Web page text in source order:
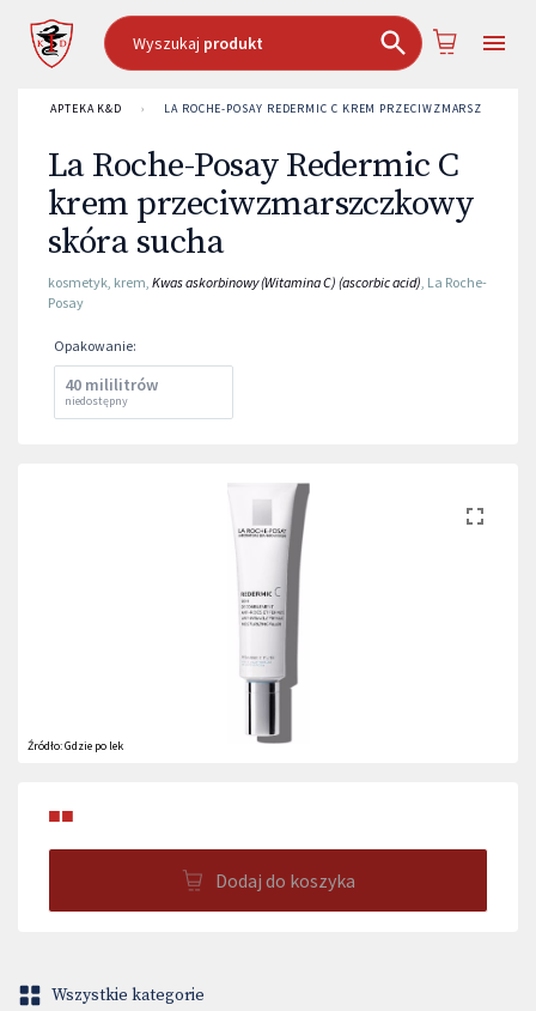
Wyszukaj produkt
APTEKA K&D › LA ROCHE-POSAY REDERMIC C KREM PRZECIWZMARSZCZKOWY
La Roche-Posay Redermic C
krem przeciwzmarszczkowy
skóra sucha
kosmetyk, krem, Kwas askorbinowy (Witamina C) (ascorbic acid), La Roche-
Posay
Opakowanie:
40 mililitrów
niedostępny
Źródło:Gdzie po lek
■■
Dodaj do koszyka
Wszystkie kategorie